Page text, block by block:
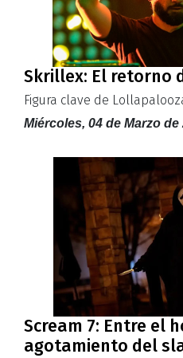
Skrillex: El retorno
Figura clave de
Miércoles, 04 de Marzo de
Scream 7: Entre el
agotamiento del